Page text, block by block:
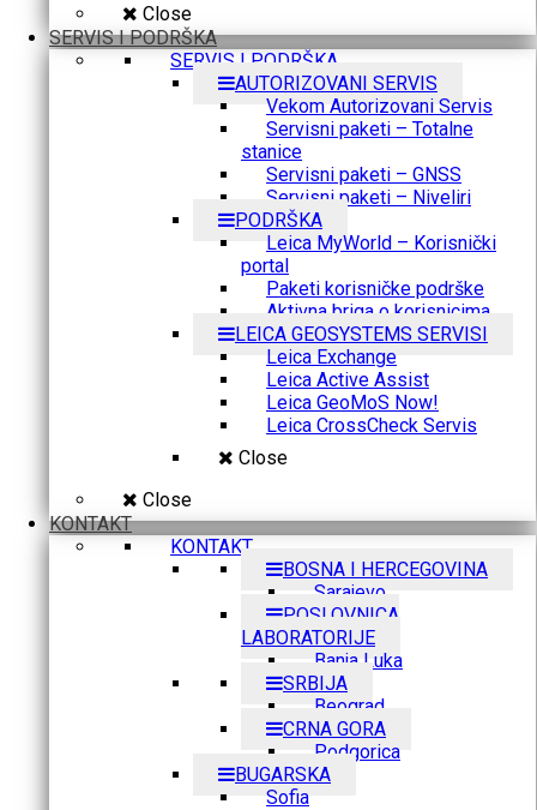
Close
SERVIS I PODRŠKA
SERVIS I PODRŠKA
AUTORIZOVANI SERVIS
Vekom Autorizovani Servis
Servisni paketi – Totalne
stanice
Servisni paketi – GNSS
Servisni paketi – Niveliri
PODRŠKA
Leica MyWorld – Korisnički
portal
Paketi korisničke podrške
Aktivna briga o korisnicima
LEICA GEOSYSTEMS SERVISI
Leica Exchange
Leica Active Assist
Leica GeoMoS Now!
Leica CrossCheck Servis
Close
Close
KONTAKT
KONTAKT
BOSNA I HERCEGOVINA
Sarajevo
POSLOVNICA
LABORATORIJE
Banja Luka
SRBIJA
Beograd
CRNA GORA
Podgorica
BUGARSKA
Sofia